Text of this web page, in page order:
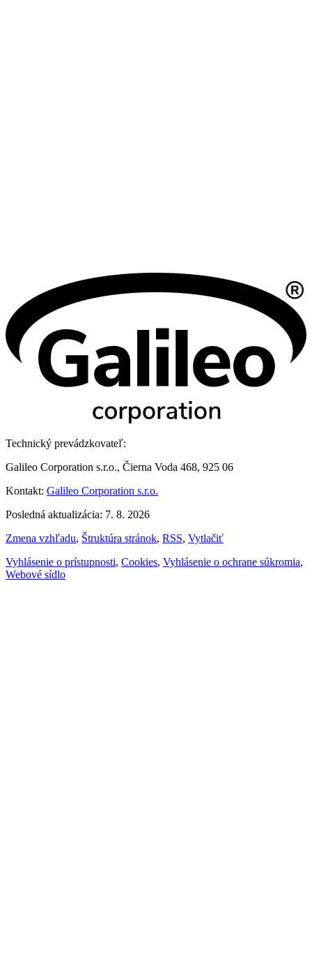
Technický prevádzkovateľ:
Galileo Corporation s.r.o., Čierna Voda 468, 925 06
Kontakt: Galileo Corporation s.r.o.
Posledná aktualizácia: 7. 8. 2026
Zmena vzhľadu, Štruktúra stránok, RSS, Vytlačiť
Vyhlásenie o prístupnosti, Cookies, Vyhlásenie o ochrane súkromia,
Webové sídlo